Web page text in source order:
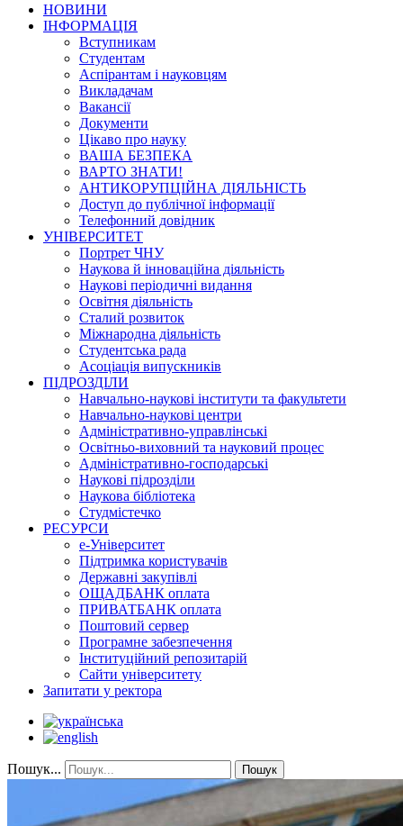
НОВИНИ
ІНФОРМАЦІЯ
Вступникам
Студентам
Аспірантам і науковцям
Викладачам
Вакансії
Документи
Цікаво про науку
ВАША БЕЗПЕКА
ВАРТО ЗНАТИ!
АНТИКОРУПЦІЙНА ДІЯЛЬНІСТЬ
Доступ до публічної інформації
Телефонний довідник
УНІВЕРСИТЕТ
Портрет ЧНУ
Наукова й інноваційна діяльність
Наукові періодичні видання
Освітня діяльність
Сталий розвиток
Міжнародна діяльність
Студентська рада
Асоціація випускників
ПІДРОЗДІЛИ
Навчально-наукові інститути та факультети
Навчально-наукові центри
Адміністративно-управлінські
Освітньо-виховний та науковий процес
Адміністративно-господарські
Наукові підрозділи
Наукова бібліотека
Студмістечко
РЕСУРСИ
е-Університет
Підтримка користувачів
Державні закупівлі
ОЩАДБАНК оплата
ПРИВАТБАНК оплата
Поштовий сервер
Програмне забезпечення
Інституційний репозитарій
Сайти університету
Запитати у ректора
Пошук... Пошук